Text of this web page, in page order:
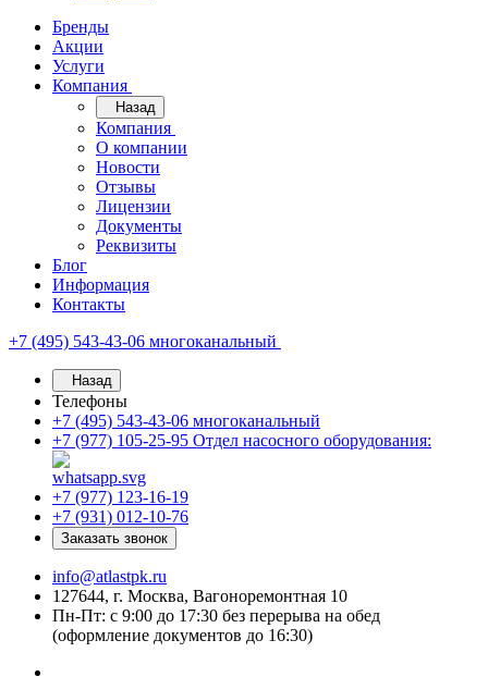
Бренды
Акции
Услуги
Компания
Назад
Компания
О компании
Новости
Отзывы
Лицензии
Документы
Реквизиты
Блог
Информация
Контакты
+7 (495) 543-43-06 многоканальный
Назад
Телефоны
+7 (495) 543-43-06 многоканальный
+7 (977) 105-25-95 Отдел насосного оборудования:
+7 (977) 123-16-19
+7 (931) 012-10-76
Заказать звонок
info@atlastpk.ru
127644, г. Москва, Вагоноремонтная 10
Пн-Пт: с 9:00 до 17:30 без перерыва на обед
(оформление документов до 16:30)